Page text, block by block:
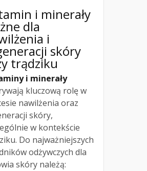
i minerały
dla
i
skóry
trądziku
i minerały
kluczową rolę w
nawilżenia oraz
skóry,
w kontekście
Do najważniejszych
odżywczych dla
skóry należą: